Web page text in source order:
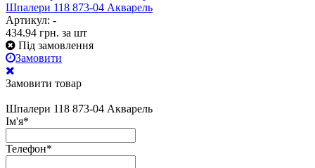
Шпалери 118 873-04 Акварель
Артикул: -
434.94 грн. за шт
Під замовлення
Замовити
Замовити товар
Шпалери 118 873-04 Акварель
Ім'я*
Телефон*